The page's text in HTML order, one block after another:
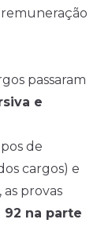
remuneração
passaram
e
de
cargos) e
provas
92 na parte